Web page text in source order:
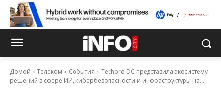
Домой Телеком События
Techpro DC представила экосистему
решений в сфере ИИ, кибербезопасности и инфраструктуры на...